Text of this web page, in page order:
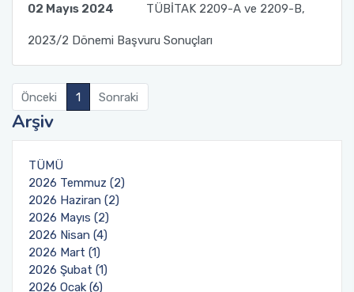
02 Mayıs 2024 TÜBİTAK 2209-A ve 2209-B,
2023/2 Dönemi Başvuru Sonuçları
Önceki 1 Sonraki
Arşiv
TÜMÜ
2026 Temmuz (2)
2026 Haziran (2)
2026 Mayıs (2)
2026 Nisan (4)
2026 Mart (1)
2026 Şubat (1)
2026 Ocak (6)